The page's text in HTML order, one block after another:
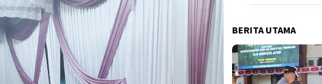
BERITA UTAMA